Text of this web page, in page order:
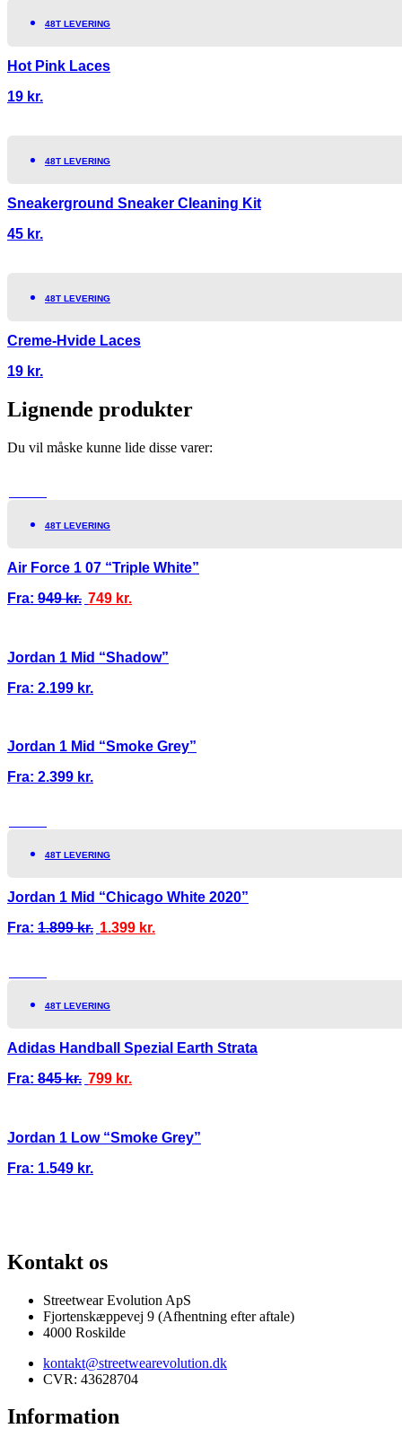
48T LEVERING
Hot Pink Laces
19 kr.
48T LEVERING
Sneakerground Sneaker Cleaning Kit
45 kr.
48T LEVERING
Creme-Hvide Laces
19 kr.
Lignende produkter
Du vil måske kunne lide disse varer:
48T LEVERING
Air Force 1 07 “Triple White”
Fra: 949kr. 749 kr.
Jordan 1 Mid “Shadow”
Fra: 2.199 kr.
Jordan 1 Mid “Smoke Grey”
Fra: 2.399 kr.
48T LEVERING
Jordan 1 Mid “Chicago White 2020”
Fra: 1.899kr. 1.399 kr.
48T LEVERING
Adidas Handball Spezial Earth Strata
Fra: 845kr. 799 kr.
Jordan 1 Low “Smoke Grey”
Fra: 1.549 kr.
Kontakt os
Streetwear Evolution ApS
Fjortenskæppevej 9 (Afhentning efter aftale)
4000 Roskilde
kontakt@streetwearevolution.dk
CVR: 43628704
Information